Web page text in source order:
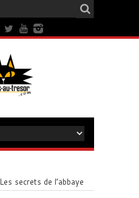
Les secrets de l’abbaye